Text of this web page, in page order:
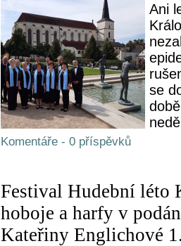
Ani
se
Komentáře - 0 příspěvků
Festival Hudební léto
hoboje a harfy v
Kateřiny Englichové